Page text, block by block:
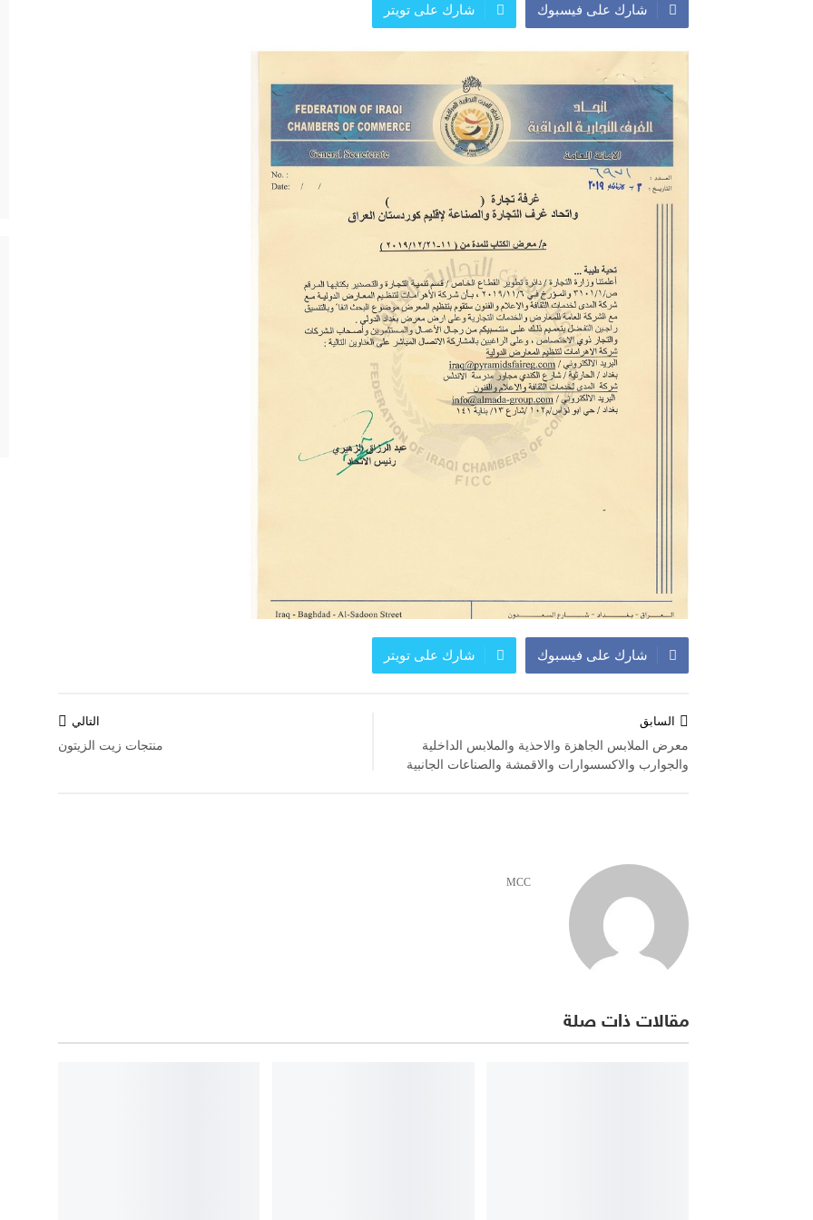
المعرض الدولي للاحذية
معرض
النشرة الاسبوعية
النشرة الشهرية لاسعار المواد الرئيسية
شارك على فيسبوك شارك على تويتر
شارك على فيسبوك شارك على تويتر
المقالات
السابق
معرض الملابس الجاهزة والاحذية والملابس الداخلية
والجوارب والاكسسوارات والاقمشة والصناعات الجانبية
التالي
منتجات زيت الزيتون
MCC
مقالات ذات صلة